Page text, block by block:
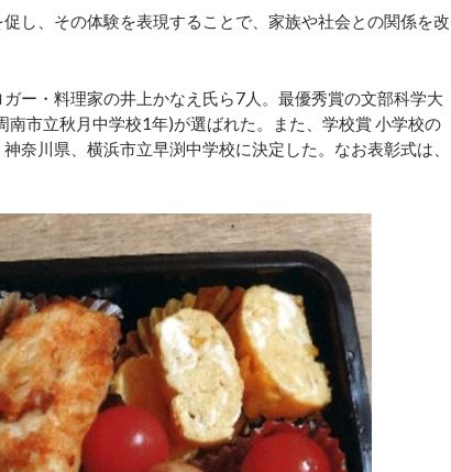
し、その体験を表現することで、家族や社会との関係を改
ー・料理家の井上かなえ氏ら7人。最優秀賞の文部科学大
市立秋月中学校1年)が選ばれた。また、学校賞 小学校の
奈川県、横浜市立早渕中学校に決定した。なお表彰式は、